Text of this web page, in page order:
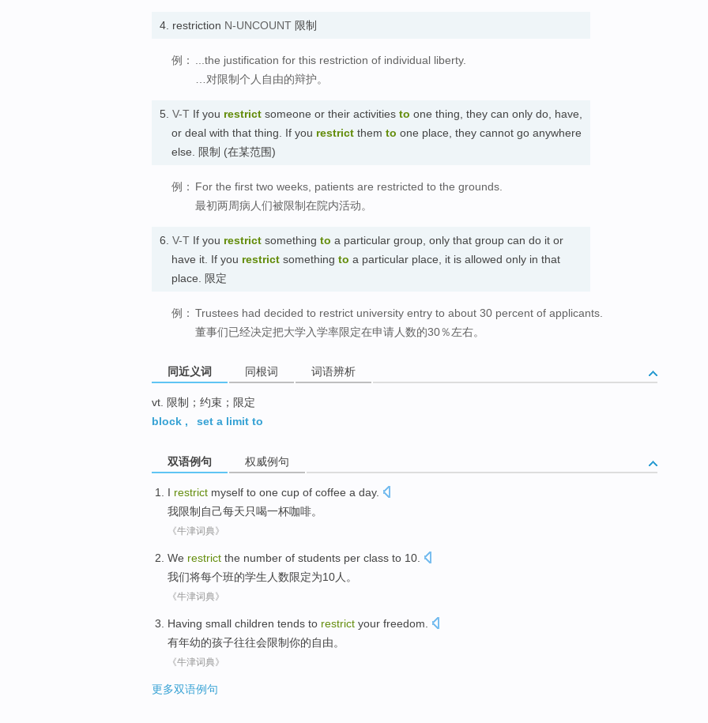
4. restriction N-UNCOUNT 限制
例：
...the justification for this restriction of individual liberty.
…对限制个人自由的辩护。
5. V-T If you restrict someone or their activities to one thing, they can only do, have,
or deal with that thing. If you restrict them to one place, they cannot go anywhere
else. 限制 (在某范围)
例： For the first two weeks, patients are restricted to the grounds.
最初两周病人们被限制在院内活动。
6. V-T If you restrict something to a particular group, only that group can do it or
have it. If you restrict something to a particular place, it is allowed only in that
place. 限定
例： Trustees had decided to restrict university entry to about 30 percent of applicants.
董事们已经决定把大学入学率限定在申请人数的30％左右。
同近义词 同根词 词语辨析
vt. 限制；约束；限定
block , set a limit to
双语例句 权威例句
I restrict myself to one cup of coffee a day.
我限制 自己每天只喝一杯咖啡。
《牛津词典》
We restrict the number of students per class to 10
我们将每个班的学生 人数限定为10人 。
《牛津词典》
Having small children tends to restrict your freedom
有年幼的孩子往往会限制你的自由。
《牛津词典》
更多双语例句